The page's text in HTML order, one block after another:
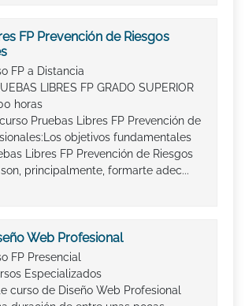
FP Prevención de Riesgos
FP a Distancia
LIBRES FP GRADO SUPERIOR
horas
Pruebas Libres FP Prevención de
objetivos fundamentales
Libres FP Prevención de Riesgos
principalmente, formarte adec...
Web Profesional
FP Presencial
Especializados
curso de Diseño Web Profesional